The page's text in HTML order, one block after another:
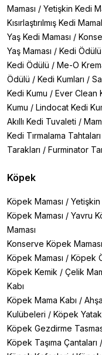
aşmayacak şekilde
Sağlık Durumu:
problemi gibi özel
ödül mamaları tercih
Yaş ve Irk Uygunluğu:
yumuşak dokulu
içerikli mamalar uygun
Kedi Ödül
Doğru kullanıldığında
Davranış Eğitimine
yöntemiyle kedinizin
kolaylaştırır.
Ödül ve Motivasyon
davranışı
Besin Takviyesi
mineraller içerir. Bu da
Tüy ve Deri Sağlığını
yağ asitleri içeren ödül
kalmasına yardımcı
Kedi Ödül
Ölçülü Kullanım:
Ödül
%10’unu geçmemelidir.
Doğru Zamanlama:
ödül maması vererek
Çeşitlendirme:
hangi ödül mamalarını
Maması / Yetişkin Kedi
Kısırlaştırılmış Kedi
Yaş Kedi Maması /
Yaş Maması / Kedi Ödülü
Kedi Ödülü / Me-O
Ödülü / Kedi Kumları /
Kedi Kumu / Ever Clean
Kumu / Lindocat Kedi
Akıllı Kedi Tuvaleti /
Kedi Tırmalama Tahtaları
Tarakları / Furminator
Köpek
Köpek Maması / Yetişkin
Köpek Maması / Yavru
Maması
Konserve Köpek Maması
Köpek Maması / Köpek
Köpek Kemik / Çelik
Kabı
Köpek Mama Kabı /
Kulübeleri / Köpek
Köpek Gezdirme
Köpek Taşıma Çantaları /